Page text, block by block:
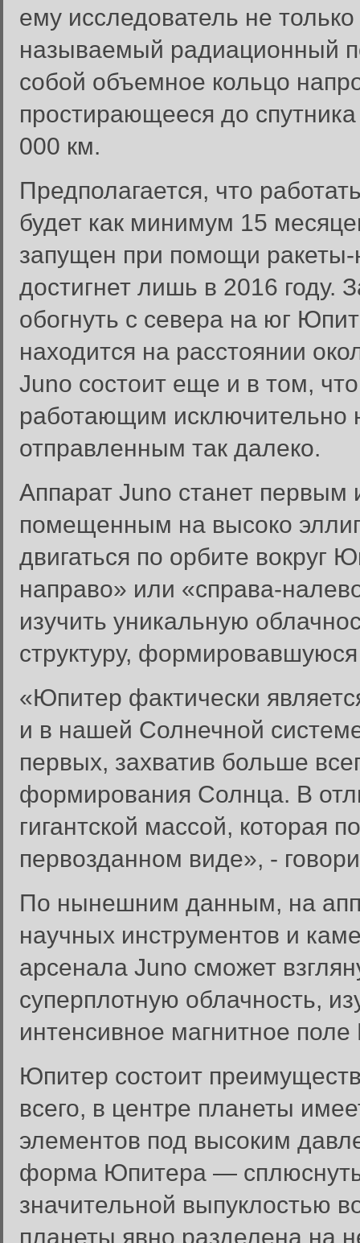
ему исследователь не
называемый радиационный
собой объемное кольцо
простирающееся до
000 км.
Предполагается, что
будет как минимум 15
запущен при помощи
достигнет лишь в 2016 году.
обогнуть с севера на юг
находится на расстоянии
Juno состоит еще и в том,
работающим исключительно
отправленным так далеко.
Аппарат Juno станет первым
помещенным на высоко
двигаться по орбите вокруг
направо» или «справа-
изучить уникальную
структуру,
«Юпитер фактически
и в нашей Солнечной
первых, захватив больше
формирования Солнца. В
гигантской массой, которая
первозданном виде», -
По нынешним данным, на
научных инструментов и
арсенала Juno сможет
суперплотную облачность,
интенсивное магнитное
Юпитер состоит
всего, в центре планеты
элементов под высоким
форма Юпитера —
значительной выпуклостью
планеты явно разделена на